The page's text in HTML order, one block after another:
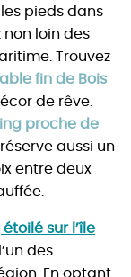
pieds dans
non loin des
Trouvez
fin de Bois
de rêve.
proche de
aussi un
entre deux
sur l’île
des
En optant